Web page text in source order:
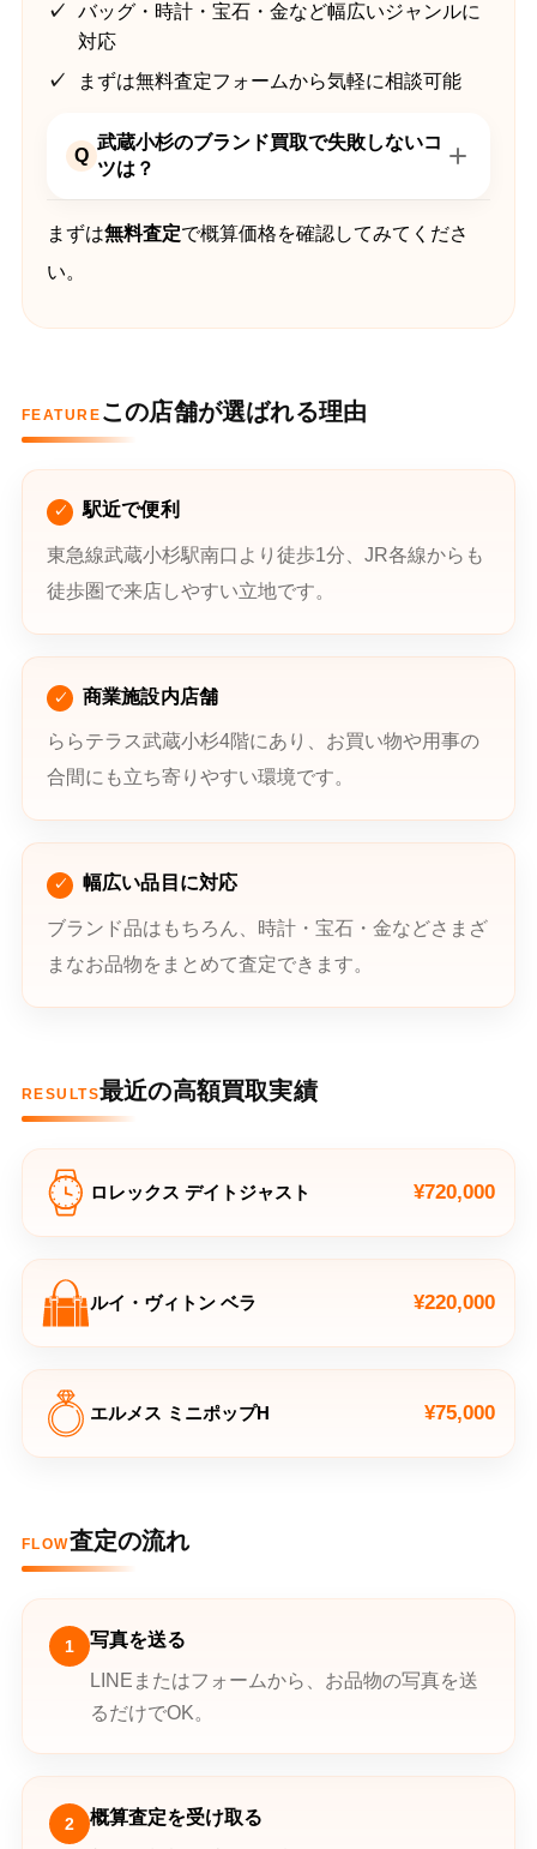
バッグ・時計・宝石・金など幅広いジャンルに
対応
まずは無料査定フォームから気軽に相談可能
Q
武蔵小杉のブランド買取で失敗しないコ
ツは？
まずは無料査定で概算価格を確認してみてくださ
い。
FEATURE この店舗が選ばれる理由
駅近で便利
東急線武蔵小杉駅南口より徒歩1分、JR各線からも
徒歩圏で来店しやすい立地です。
商業施設内店舗
ららテラス武蔵小杉4階にあり、お買い物や用事の
合間にも立ち寄りやすい環境です。
幅広い品目に対応
ブランド品はもちろん、時計・宝石・金などさまざ
まなお品物をまとめて査定できます。
RESULTS最近の高額買取実績
ロレックス デイトジャスト ¥720,000
ルイ・ヴィトン ベラ ¥220,000
エルメス ミニポップH ¥75,000
FLOW査定の流れ
1
写真を送る
LINEまたはフォームから、お品物の写真を送
るだけでOK。
2
概算査定を受け取る